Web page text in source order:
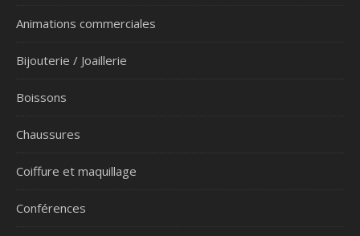
Animations commerciales
Bijouterie / Joaillerie
Boissons
Chaussures
Coiffure et maquillage
Conférences